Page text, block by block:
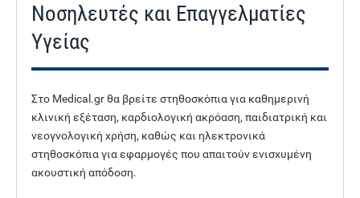
Νοσηλευτές και Επαγγελματίες
Υγείας
Στο Medical.gr θα βρείτε στηθοσκόπια για καθημερινή
κλινική εξέταση, καρδιολογική ακρόαση, παιδιατρική και
νεογνολογική χρήση, καθώς και ηλεκτρονικά
στηθοσκόπια για εφαρμογές που απαιτούν ενισχυμένη
ακουστική απόδοση.